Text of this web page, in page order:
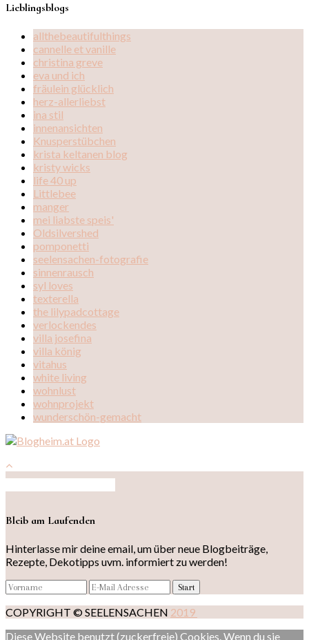
Lieblingsblogs
allthebeautifulthings
cannelle et vanille
christina greve
eva und ich
fräulein glücklich
herz-allerliebst
ina stil
innenansichten
Knusperstübchen
krista keltanen blog
kristy wicks
life 40 up
Littlebee
manger
mei liabste speis'
Oldsilvershed
pomponetti
seelensachen-fotografie
sinnenrausch
syl loves
texterella
the lilypadcottage
verlockendes
villa josefina
villa könig
vitahus
white living
wohnlust
wohnprojekt
wunderschön-gemacht
Bleib am Laufenden
Hinterlasse mir deine email, um über neue Blogbeiträge,
Rezepte, Dekotipps uvm. informiert zu werden!
COPYRIGHT © SEELENSACHEN 2019
Diese Website benutzt (zuckerfreie) Cookies. Wenn du sie